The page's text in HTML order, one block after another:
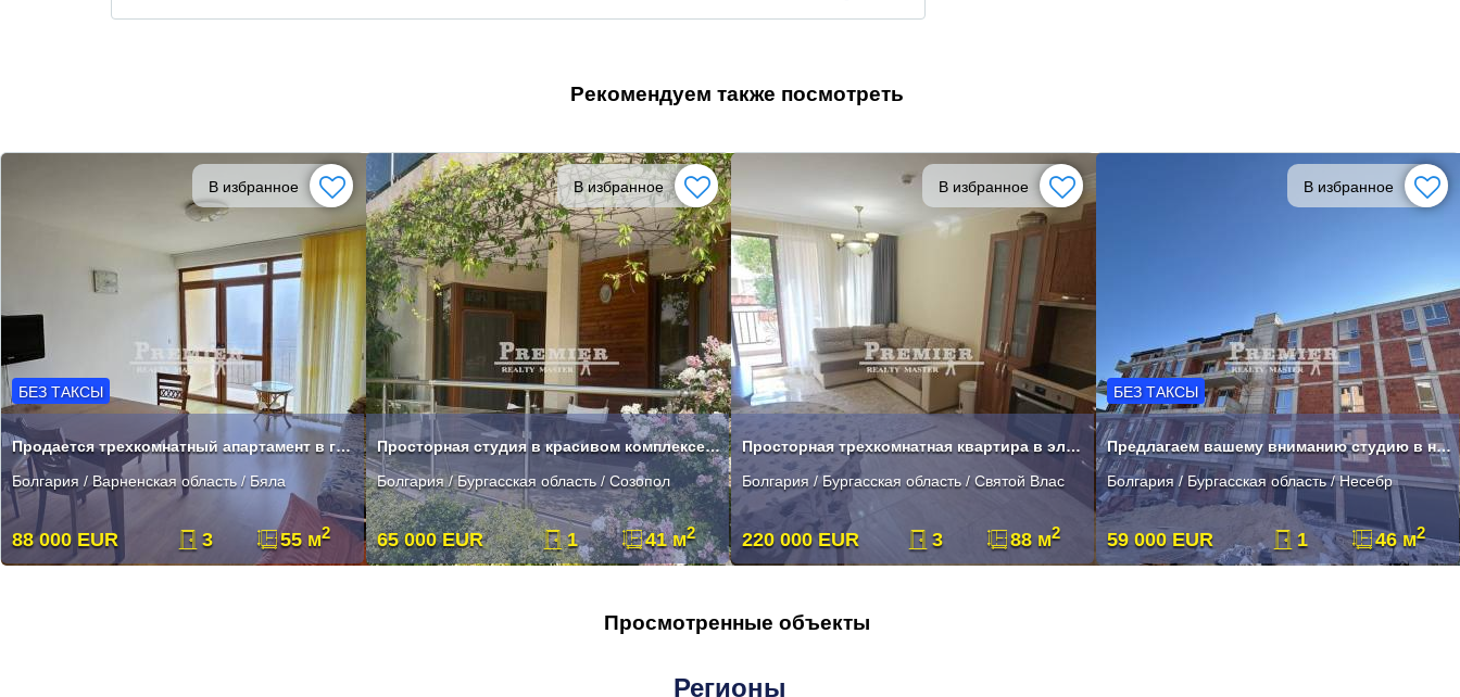
Рекомендуем также посмотреть
В избранное
БЕЗ ТАКСЫ
Продается трехкомнатный апартамент в городе Бяла.
Болгария / Варненская область / Бяла
88 000 EUR 3 55 м2
В избранное
Просторная студия в красивом комплексе в Созополе
Болгария / Бургасская область / Созопол
65 000 EUR 1 41 м2
В избранное
Просторная трехкомнатная квартира в элитном комплексе.
Болгария / Бургасская область / Святой Влас
220 000 EUR 3 88 м2
В избранное
БЕЗ ТАКСЫ
Предлагаем вашему вниманию студию в новом жилом здании .
Болгария / Бургасская область / Несебр
59 000 EUR 1 46 м2
Просмотренные объекты
Регионы